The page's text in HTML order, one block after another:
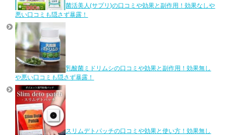
菌活美人(サプリ)の口コミや効果と副作用！効果なしや
悪い口コミも隠さず暴露！
乳酸菌ミドリムシの口コミや効果と副作用！効果無し
や悪い口コミも隠さず暴露！
スリムデトパッチの口コミや効果と使い方！効果無し